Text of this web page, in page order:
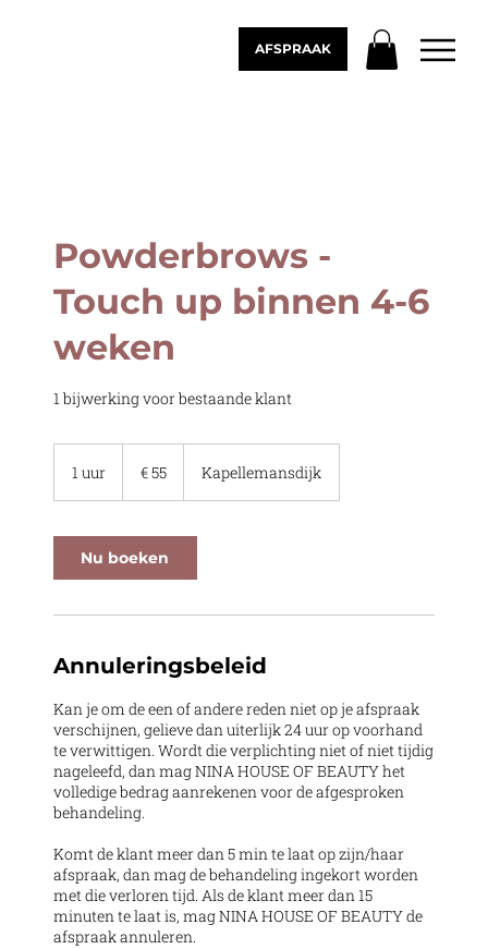
AFSPRAAK
Powderbrows -
Touch up binnen 4-6
weken
1 bijwerking voor bestaande klant
1 uur1
€ 55 Kapellemansdijk
Nu boeken
Annuleringsbeleid
Kan je om de een of andere reden niet op je afspraak
verschijnen, gelieve dan uiterlijk 24 uur op voorhand
te verwittigen. Wordt die verplichting niet of niet tijdig
nageleefd, dan mag NINA HOUSE OF BEAUTY het
volledige bedrag aanrekenen voor de afgesproken
behandeling.
Komt de klant meer dan 5 min te laat op zijn/haar
afspraak, dan mag de behandeling ingekort worden
met die verloren tijd. Als de klant meer dan 15
minuten te laat is, mag NINA HOUSE OF BEAUTY de
afspraak annuleren.